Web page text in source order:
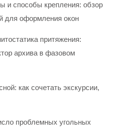
и способы крепления: обзор
для оформления окон
притяжения:
архива в фазовом
как сочетать экскурсии,
проблемных угольных